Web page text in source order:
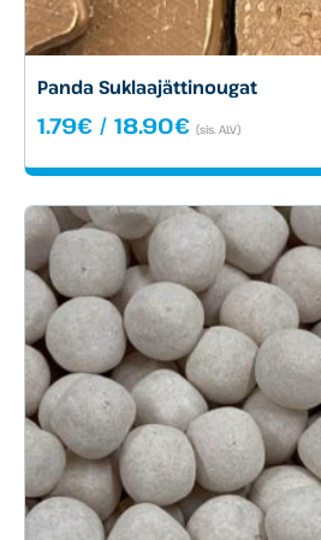
Panda Suklaajättinougat
1.79€ / 18.90€Hintaluokka:
-
(sis. ALV)